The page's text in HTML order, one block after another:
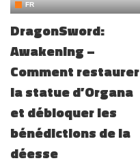
FR
DragonSword:
Awakening –
Comment restaurer
la statue d’Organa
et débloquer les
bénédictions de la
déesse